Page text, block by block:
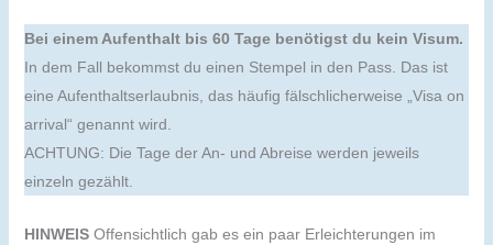
Bei einem Aufenthalt bis 60 Tage benötigst du kein Visum.
In dem Fall bekommst du einen Stempel in den Pass. Das ist
eine Aufenthaltserlaubnis, das häufig fälschlicherweise „Visa on
arrival“ genannt wird.
ACHTUNG: Die Tage der An- und Abreise werden jeweils
einzeln gezählt.
HINWEIS Offensichtlich gab es ein paar Erleichterungen im